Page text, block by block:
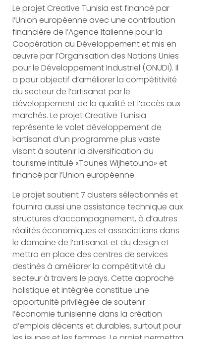
Le projet Creative Tunisia est financé par
l’Union européenne avec une contribution
financière de l’Agence Italienne pour la
Coopération au Développement et mis en
œuvre par l’Organisation des Nations Unies
pour le Développement Industriel (ONUDI). Il
a pour objectif d’améliorer la compétitivité
du secteur de l’artisanat par le
développement de la qualité et l’accès aux
marchés. Le projet Creative Tunisia
représente le volet développement de
l›artisanat d’un programme plus vaste
visant à soutenir la diversification du
tourisme intitulé «Tounes Wijhetouna» et
financé par l’Union européenne.
Le projet soutient 7 clusters sélectionnés et
fournira aussi une assistance technique aux
structures d’accompagnement, à d’autres
réalités économiques et associations dans
le domaine de l’artisanat et du design et
mettra en place des centres de services
destinés à améliorer la compétitivité du
secteur à travers le pays. Cette approche
holistique et intégrée constitue une
opportunité privilégiée de soutenir
l’économie tunisienne dans la création
d’emplois décents et durables, surtout pour